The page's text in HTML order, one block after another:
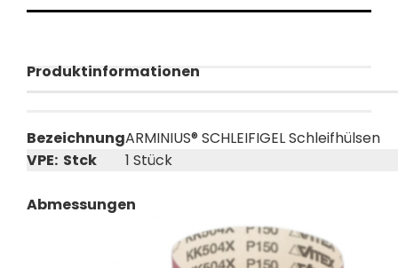
Produktinformationen
BezeichnungARMINIUS® SCHLEIFIGEL Schleifhülsen
VPE: Stck
1 Stück
Abmessungen